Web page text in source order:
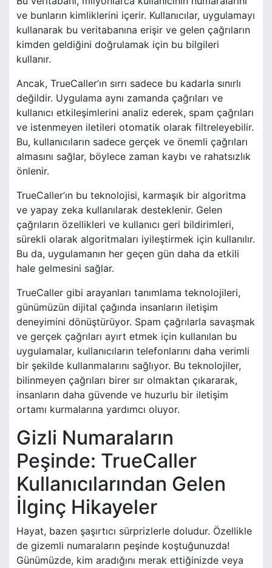
ve bunların kimliklerini içerir. Kullanıcılar, uygulamayı
kullanarak bu veritabanına erişir ve gelen çağrıların
kimden geldiğini doğrulamak için bu bilgileri
kullanır.
Ancak, TrueCaller’ın sırrı sadece bu kadarla sınırlı
değildir. Uygulama aynı zamanda çağrıları ve
kullanıcı etkileşimlerini analiz ederek, spam çağrıları
ve istenmeyen iletileri otomatik olarak filtreleyebilir.
Bu, kullanıcıların sadece gerçek ve önemli çağrıları
almasını sağlar, böylece zaman kaybı ve rahatsızlık
önlenir.
TrueCaller’ın bu teknolojisi, karmaşık bir algoritma
ve yapay zeka kullanılarak desteklenir. Gelen
çağrıların özellikleri ve kullanıcı geri bildirimleri,
sürekli olarak algoritmaları iyileştirmek için kullanılır.
Bu da, uygulamanın her geçen gün daha da etkili
hale gelmesini sağlar.
TrueCaller gibi arayanları tanımlama teknolojileri,
günümüzün dijital çağında insanların iletişim
deneyimini dönüştürüyor. Spam çağrılarla savaşmak
ve gerçek çağrıları ayırt etmek için kullanılan bu
uygulamalar, kullanıcıların telefonlarını daha verimli
bir şekilde kullanmalarını sağlıyor. Bu teknolojiler,
bilinmeyen çağrıları birer sır olmaktan çıkararak,
insanların daha güvende ve huzurlu bir iletişim
ortamı kurmalarına yardımcı oluyor.
Gizli Numaraların
Peşinde: TrueCaller
Kullanıcılarından Gelen
İlginç Hikayeler
Hayat, bazen şaşırtıcı sürprizlerle doludur. Özellikle
de gizemli numaraların peşinde koştuğunuzda!
Günümüzde, kim aradığını merak ettiğinizde veya